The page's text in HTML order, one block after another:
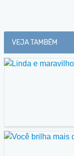
VEJA TAMBÉM